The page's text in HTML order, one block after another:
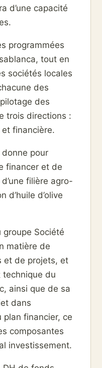
d’une capacité
programmées
tout en
sociétés locales
des
des
trois directions :
financière.
donne pour
financer et de
filière agro-
d’huile d’olive
groupe Société
matière de
et de projets, et
technique du
ainsi que de sa
dans
plan financier, ce
composantes
investissement.